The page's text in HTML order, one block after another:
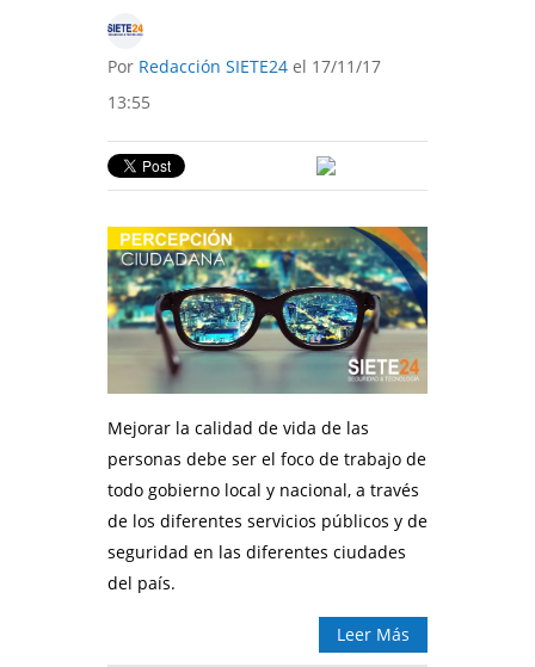
Por Redacción SIETE24 el 17/11/17
13:55
Mejorar la calidad de vida de las
personas debe ser el foco de trabajo de
todo gobierno local y nacional, a través
de los diferentes servicios públicos y de
seguridad en las diferentes ciudades
del país.
Leer Más